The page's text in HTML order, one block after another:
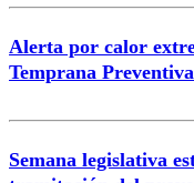
Alerta por calor
Temprana
Semana legislativa